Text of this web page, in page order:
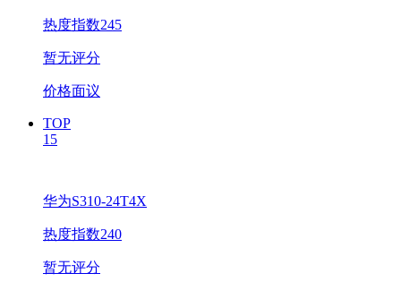
热度指数245
暂无评分
价格面议
TOP
15
华为S310-24T4X
热度指数240
暂无评分